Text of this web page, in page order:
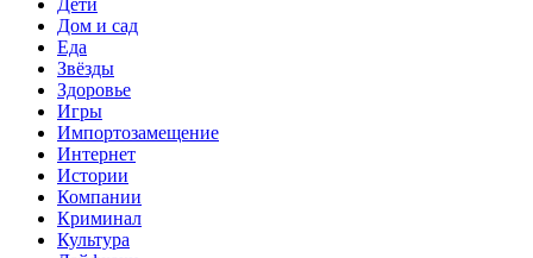
Дом и сад
Еда
Звёзды
Здоровье
Игры
Импортозамещение
Интернет
Истории
Компании
Криминал
Культура